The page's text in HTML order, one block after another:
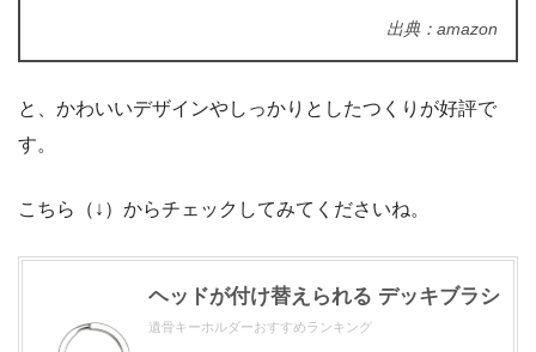
出典：amazon
と、かわいいデザインやしっかりとしたつくりが好評で
す。
こちら（↓）からチェックしてみてくださいね。
ヘッドが付け替えられる デッキブラシ
遺骨キーホルダーおすすめランキング